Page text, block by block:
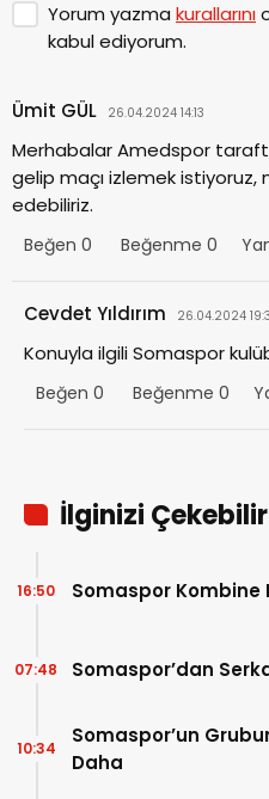
Yorum yazma kurallarını
kabul ediyorum.
Ümit GÜL 26.04.2024 14:13
Merhabalar Amedspor
gelip maçı izlemek istiyoruz,
edebiliriz.
Beğen 0 Beğenme 0
Cevdet Yıldırım 26.04.2024
Konuyla ilgili Somaspor
Beğen 0 Beğenme 0
İlginizi Çekebilir
Somaspor Kombine
16:50
Somaspor’dan
07:48
Somaspor’un
Daha
10:34